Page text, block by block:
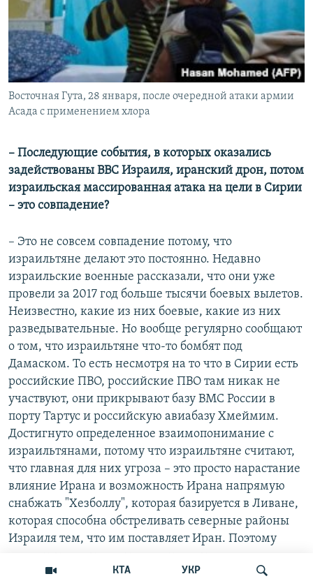
КТА УКР
Восточная Гута, 28 января, после очередной атаки армии
Асада с применением хлора
– Последующие события, в которых оказались
задействованы ВВС Израиля, иранский дрон, потом
израильская массированная атака на цели в Сирии
– это совпадение?
– Это не совсем совпадение потому, что
израильтяне делают это постоянно. Недавно
израильские военные рассказали, что они уже
провели за 2017 год больше тысячи боевых вылетов.
Неизвестно, какие из них боевые, какие из них
разведывательные. Но вообще регулярно сообщают
о том, что израильтяне что-то бомбят под
Дамаском. То есть несмотря на то что в Сирии есть
российские ПВО, российские ПВО там никак не
участвуют, они прикрывают базу ВМС России в
порту Тартус и российскую авиабазу Хмеймим.
Достигнуто определенное взаимопонимание с
израильтянами, потому что израильтяне считают,
что главная для них угроза – это просто нарастание
влияние Ирана и возможность Ирана напрямую
снабжать "Хезболлу", которая базируется в Ливане,
которая способна обстреливать северные районы
Израиля тем, что им поставляет Иран. Поэтому
считают угрозой. Почему я говорю о